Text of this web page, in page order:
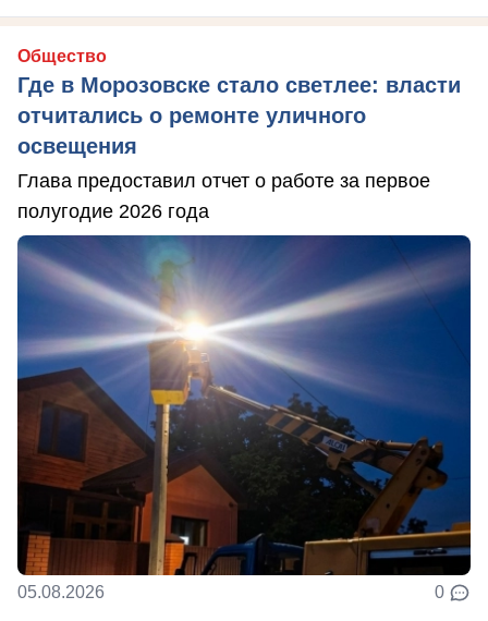
Общество
Где в Морозовске стало светлее: власти
отчитались о ремонте уличного
освещения
Глава предоставил отчет о работе за первое
полугодие 2026 года
05.08.2026 0